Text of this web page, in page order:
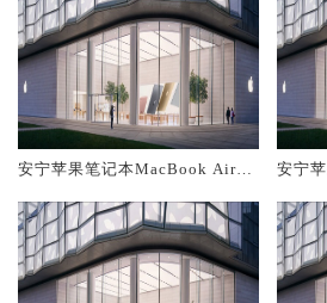
安宁苹果笔记本MacBook Air换
安宁